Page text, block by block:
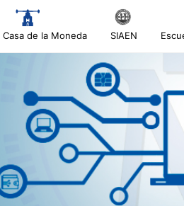
de la Moneda SIAEN